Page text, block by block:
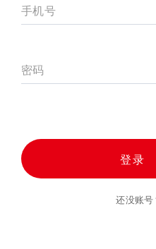
手机号
密码
登录
还没账号